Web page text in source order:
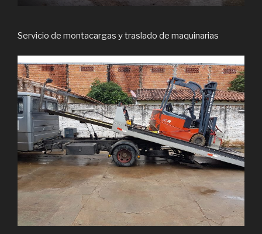
Servicio de montacargas y traslado de maquinarias